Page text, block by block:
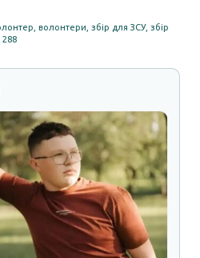
,волонтери ,збір для ЗСУ,збір
288